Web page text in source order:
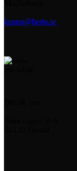
kontor@berjo.se